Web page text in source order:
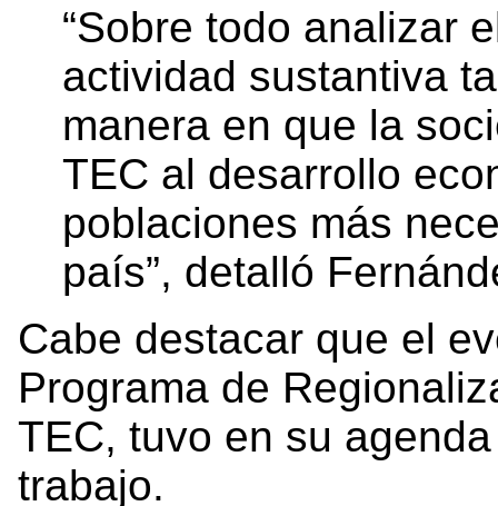
“Sobre todo analizar
actividad sustantiva
manera en que la
TEC al desarrollo
poblaciones más
país”, detalló
Cabe destacar que el
Programa de
TEC, tuvo en su
trabajo.